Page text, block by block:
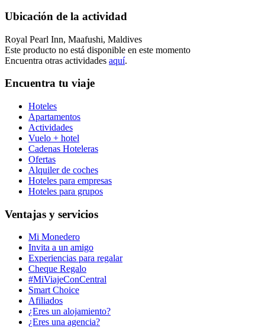
Ubicación de la actividad
Royal Pearl Inn, Maafushi, Maldives
Este producto no está disponible en este momento
Encuentra otras actividades aquí.
Encuentra tu viaje
Hoteles
Apartamentos
Actividades
Vuelo + hotel
Cadenas Hoteleras
Ofertas
Alquiler de coches
Hoteles para empresas
Hoteles para grupos
Ventajas y servicios
Mi Monedero
Invita a un amigo
Experiencias para regalar
Cheque Regalo
#MiViajeConCentral
Smart Choice
Afiliados
¿Eres un alojamiento?
¿Eres una agencia?